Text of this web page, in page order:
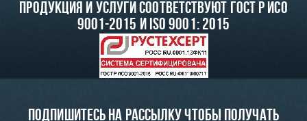
Продукция и услуги соответствуют ГОСТ Р ИСО
9001-2015 и ISO 9001: 2015
Подпишитесь на рассылку чтобы получать